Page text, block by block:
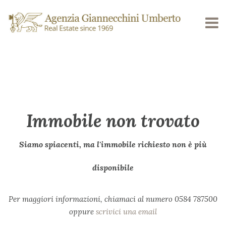
Immobile non trovato
Siamo spiacenti, ma l'immobile richiesto non è più
disponibile
Per maggiori informazioni, chiamaci al numero 0584 787500
oppure scrivici una email